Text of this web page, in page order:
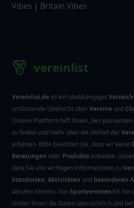
Vibes | Britain Vibes
vereinlist
Vereinlist.de ist ein unabhängiges
umfassende Übersicht überVereine und
Unsere Plattform hilft Ihnen, den passenden
zu finden und mehr über die Vielfalt der
erfahren. Bitte beachten Sie, dass wir keine
Beratungen oder Produkte anbieten.
dass Sie alle wichtigen Informationen zu
Standorten, Aktivitäten und besonderen
abrufen können. VonSportvereinen bis hin
stellen Ihnen die Daten übersichtlich und